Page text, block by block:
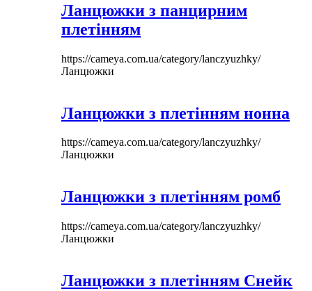
Ланцюжки з панцирним
плетінням
https://cameya.com.ua/category/lanczyuzhky/
Ланцюжки
Ланцюжки з плетінням нонна
https://cameya.com.ua/category/lanczyuzhky/
Ланцюжки
Ланцюжки з плетінням ромб
https://cameya.com.ua/category/lanczyuzhky/
Ланцюжки
Ланцюжки з плетінням Снейк